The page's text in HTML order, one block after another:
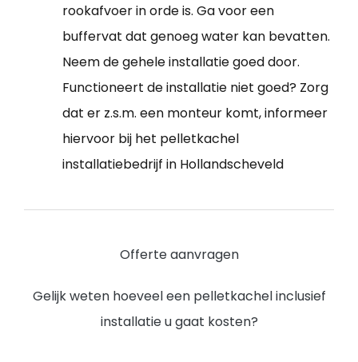
rookafvoer in orde is. Ga voor een
buffervat dat genoeg water kan bevatten.
Neem de gehele installatie goed door.
Functioneert de installatie niet goed? Zorg
dat er z.s.m. een monteur komt, informeer
hiervoor bij het pelletkachel
installatiebedrijf in Hollandscheveld
Offerte aanvragen
Gelijk weten hoeveel een pelletkachel inclusief
installatie u gaat kosten?